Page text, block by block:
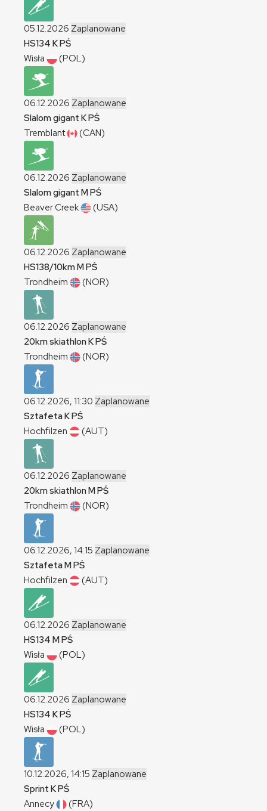
05.12.2026 Zaplanowane
HS134 KPŚ
Wisła
(POL)
06.12.2026 Zaplanowane
Slalom gigant KPŚ
Tremblant
(CAN)
06.12.2026 Zaplanowane
Slalom gigant MPŚ
Beaver Creek
(USA)
06.12.2026 Zaplanowane
HS138/10kmMPŚ
Trondheim
(NOR)
06.12.2026 Zaplanowane
20km skiathlonKPŚ
Trondheim
(NOR)
06.12.2026, 11:30 Zaplanowane
SztafetaKPŚ
Hochfilzen
(AUT)
06.12.2026 Zaplanowane
20km skiathlonMPŚ
Trondheim
(NOR)
06.12.2026, 14:15 Zaplanowane
SztafetaMPŚ
Hochfilzen
(AUT)
06.12.2026 Zaplanowane
HS134 MPŚ
Wisła
(POL)
06.12.2026 Zaplanowane
HS134 KPŚ
Wisła
(POL)
10.12.2026, 14:15 Zaplanowane
Sprint KPŚ
Annecy
(FRA)